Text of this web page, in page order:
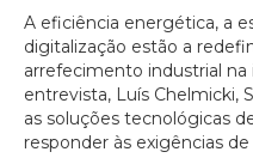
A eficiência energética, a
digitalização estão a
arrefecimento industrial
entrevista, Luís Chelmicki,
as soluções tecnológicas
responder às exigências